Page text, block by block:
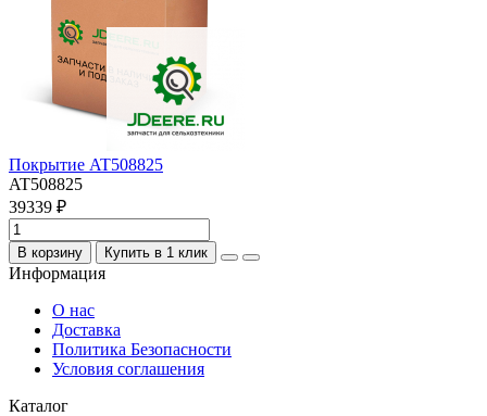
Покрытие AT508825
AT508825
39339 ₽
В корзину Купить в 1 клик
Информация
О нас
Доставка
Политика Безопасности
Условия соглашения
Каталог